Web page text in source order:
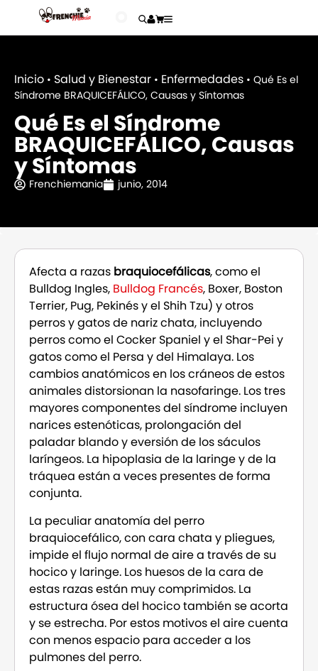
Inicio • Salud y Bienestar • Enfermedades • Qué Es el
Síndrome BRAQUICEFÁLICO, Causas y Síntomas
Qué Es el Síndrome
BRAQUICEFÁLICO, Causas
y Síntomas
Frenchiemania junio, 2014
Afecta a razas braquiocefálicas, como el
Bulldog Ingles, Bulldog Francés, Boxer, Boston
Terrier, Pug, Pekinés y el Shih Tzu) y otros
perros y gatos de nariz chata, incluyendo
perros como el Cocker Spaniel y el Shar-Pei y
gatos como el Persa y del Himalaya. Los
cambios anatómicos en los cráneos de estos
animales distorsionan la nasofaringe. Los tres
mayores componentes del síndrome incluyen
narices estenóticas, prolongación del
paladar blando y eversión de los sáculos
laríngeos. La hipoplasia de la laringe y de la
tráquea están a veces presentes de forma
conjunta.
La peculiar anatomía del perro
braquiocefálico, con cara chata y pliegues,
impide el flujo normal de aire a través de su
hocico y laringe. Los huesos de la cara de
estas razas están muy comprimidos. La
estructura ósea del hocico también se acorta
y se estrecha. Por estos motivos el aire cuenta
con menos espacio para acceder a los
pulmones del perro.